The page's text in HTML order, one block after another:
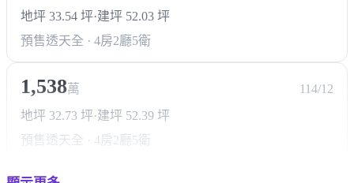
地坪 33.54 坪·建坪 52.03 坪
預售透天全 · 4房2廳5衛
1,538萬
114/12
地坪 32.73 坪·建坪 52.39 坪
預售透天全 · 4房2廳5衛